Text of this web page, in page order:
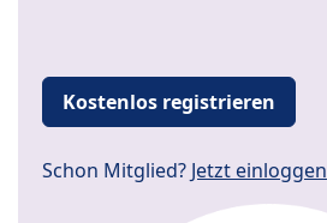
Kostenlos registrieren
Schon Mitglied? Jetzt einloggen